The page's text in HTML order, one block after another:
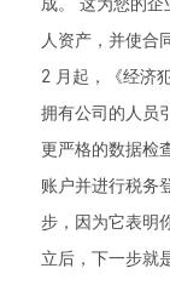
人资产，并使合
2 月起，《经济
拥有公司的人员
更严格的数据检
账户并进行税务
步，因为它表明
立后，下一步就